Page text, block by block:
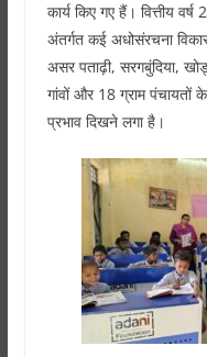
कार्य किए गए हैं। वित्तीय
अंतर्गत कई अधोसंरचना
असर पताढ़ी, सरगबुंदिया,
गांवों और 18 ग्राम पंचायतों
प्रभाव दिखने लगा है।